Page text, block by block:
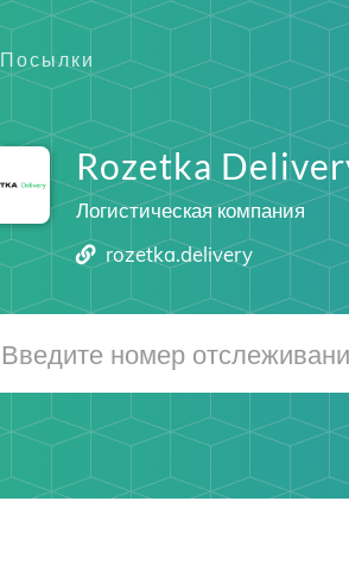
Посылки
Rozetka
Логистическая компания
rozetka.delivery